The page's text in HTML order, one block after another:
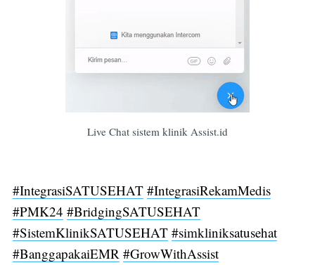
Live Chat sistem klinik Assist.id
#IntegrasiSATUSEHAT #IntegrasiRekamMedis
#PMK24 #BridgingSATUSEHAT
#SistemKlinikSATUSEHAT #simkliniksatusehat
#BanggapakaiEMR #GrowWithAssist